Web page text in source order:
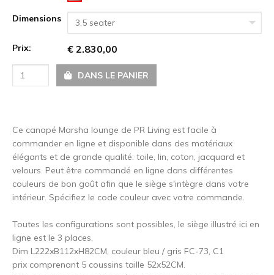
Dimensions 3,5 seater
Prix: € 2.830,00
DANS LE PANIER
Ce canapé Marsha lounge de PR Living est facile à
commander en ligne et disponible dans des matériaux
élégants et de grande qualité: toile, lin, coton, jacquard et
velours. Peut être commandé en ligne dans différentes
couleurs de bon goût afin que le siège s'intègre dans votre
intérieur. Spécifiez le code couleur avec votre commande.
Toutes les configurations sont possibles, le siège illustré ici en
ligne est le 3 places,
Dim L222xB112xH82CM, couleur bleu / gris FC-73, C1
prix comprenant 5 coussins taille 52x52CM.